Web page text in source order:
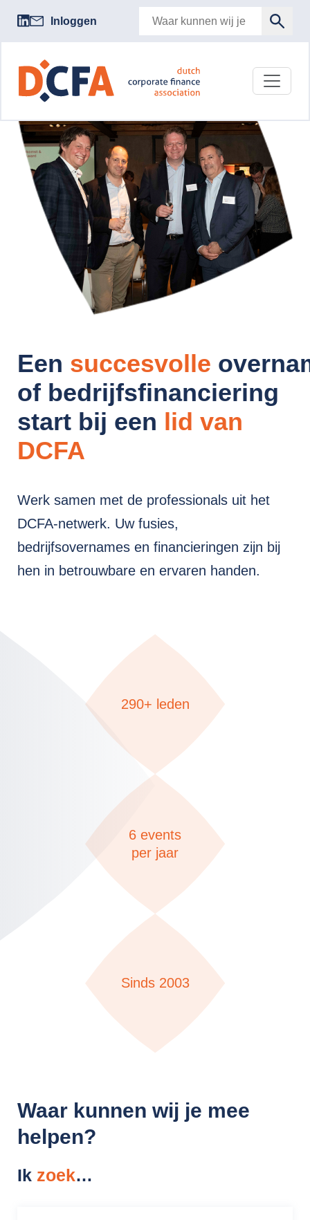
Inloggen
Een succesvolle
of bedrijfsfinanciering
start bij een lid van
DCFA
Werk samen met de professionals uit het
DCFA-netwerk. Uw fusies,
bedrijfsovernames en financieringen zijn bij
hen in betrouwbare en ervaren handen.
290+ leden
6 events
per jaar
Sinds 2003
Waar kunnen wij je mee
helpen?
Ik zoek…